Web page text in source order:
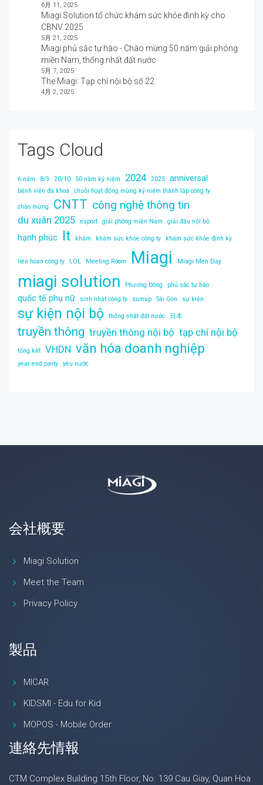
6月 11, 2025
Miagi Solution tổ chức khám sức khỏe định kỳ cho
CBNV 2025
5月 21, 2025
Miagi phủ sắc tự hào - Chào mừng 50 năm giải phóng
miền Nam, thống nhất đất nước
5月 7, 2025
The Miagi: Tạp chí nội bộ số 22
4月 2, 2025
Tags Cloud
6 năm 8/3 20/10 50 năm kỷ niệm 2024 2025 anniversal
bệnh viện đa khoa chuỗi hoạt động mừng kỷ niệm thành lập công ty
chào mừng CNTT công nghệ thông tin
du xuân 2025 esport giải phóng miền Nam giải đấu nội bộ
hạnh phúc It khám khám sức khỏe công ty khám sức khỏe định kỳ
liên hoan công ty LOL Meeting Room Miagi Miagi Men Day
miagi solution Phương Đông phủ sắc tự hào
quốc tế phụ nữ sinh nhật công ty sumup Sài Gòn sự kiện
sự kiện nội bộ thống nhất đất nước 日本
truyền thông truyền thông nội bộ tạp chí nội bộ
tổng kết VHDN văn hóa doanh nghiệp
year end party yêu nước
会社概要
Miagi Solution
Meet the Team
Privacy Policy
製品
MICAR
KIDSMI - Edu for Kid
MOPOS - Mobile Order
連絡先情報
CTM Complex Building 15th Floor, No. 139 Cau Giay, Quan Hoa